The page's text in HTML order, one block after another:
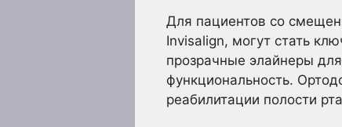
Для пациентов со
Invisalign, могут стать
прозрачные элайнеры
функциональность.
реабилитации полости